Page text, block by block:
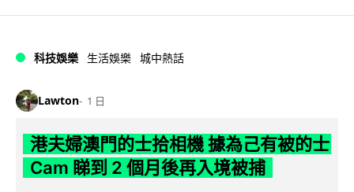
科技娛樂 生活娛樂 城中熱話
Lawton 1 日
港夫婦澳門的士拾相機 據為己有被的士
Cam 睇到 2 個月後再入境被捕